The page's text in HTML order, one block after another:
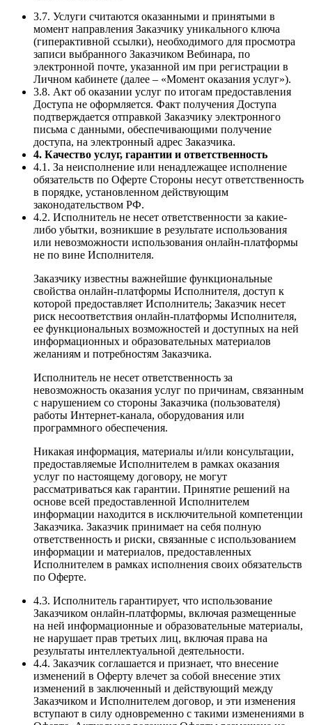
3.7. Услуги считаются оказанными и принятыми в
момент направления Заказчику уникального ключа
(гиперактивной ссылки), необходимого для просмотра
записи выбранного Заказчиком Вебинара, по
электронной почте, указанной им при регистрации в
Личном кабинете (далее – «Момент оказания услуг»).
3.8. Акт об оказании услуг по итогам предоставления
Доступа не оформляется. Факт получения Доступа
подтверждается отправкой Заказчику электронного
письма с данными, обеспечивающими получение
доступа, на электронный адрес Заказчика.
4. Качество услуг, гарантии и ответственность
4.1. За неисполнение или ненадлежащее исполнение
обязательств по Оферте Стороны несут ответственность
в порядке, установленном действующим
законодательством РФ.
4.2. Исполнитель не несет ответственности за какие-
либо убытки, возникшие в результате использования
или невозможности использования онлайн-платформы
не по вине Исполнителя.
Заказчику известны важнейшие функциональные
свойства онлайн-платформы Исполнителя, доступ к
которой предоставляет Исполнитель; Заказчик несет
риск несоответствия онлайн-платформы Исполнителя,
ее функциональных возможностей и доступных на ней
информационных и образовательных материалов
желаниям и потребностям Заказчика.
Исполнитель не несет ответственность за
невозможность оказания услуг по причинам, связанным
с нарушением со стороны Заказчика (пользователя)
работы Интернет-канала, оборудования или
программного обеспечения.
Никакая информация, материалы и/или консультации,
предоставляемые Исполнителем в рамках оказания
услуг по настоящему договору, не могут
рассматриваться как гарантии. Принятие решений на
основе всей предоставленной Исполнителем
информации находится в исключительной компетенции
Заказчика. Заказчик принимает на себя полную
ответственность и риски, связанные с использованием
информации и материалов, предоставленных
Исполнителем в рамках исполнения своих обязательств
по Оферте.
4.3. Исполнитель гарантирует, что использование
Заказчиком онлайн-платформы, включая размещенные
на ней информационные и образовательные материалы,
не нарушает прав третьих лиц, включая права на
результаты интеллектуальной деятельности.
4.4. Заказчик соглашается и признает, что внесение
изменений в Оферту влечет за собой внесение этих
изменений в заключенный и действующий между
Заказчиком и Исполнителем договор, и эти изменения
вступают в силу одновременно с такими изменениями в